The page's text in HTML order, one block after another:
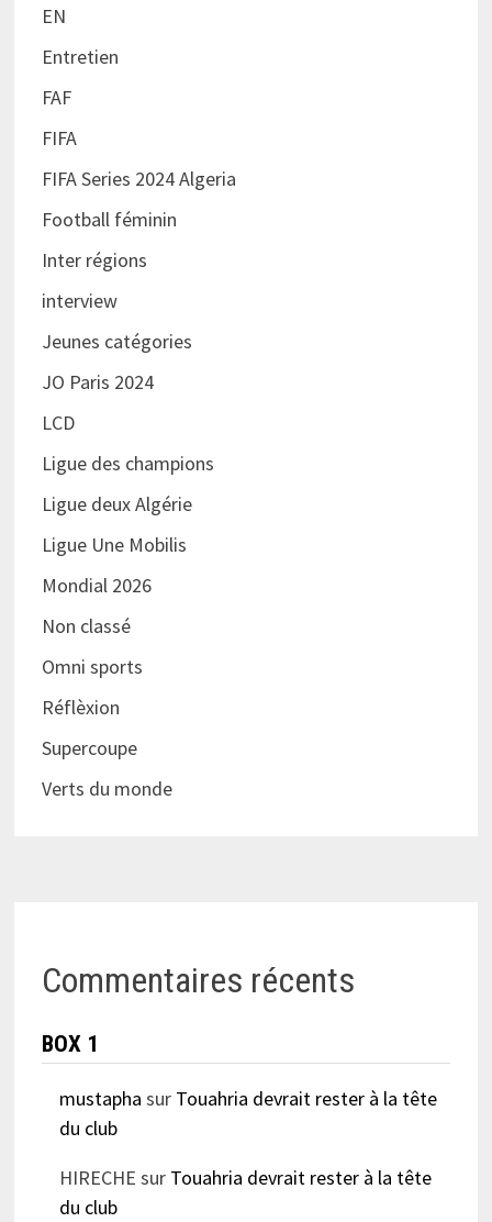
EN
Entretien
FAF
FIFA
FIFA Series 2024 Algeria
Football féminin
Inter régions
interview
Jeunes catégories
JO Paris 2024
LCD
Ligue des champions
Ligue deux Algérie
Ligue Une Mobilis
Mondial 2026
Non classé
Omni sports
Réflèxion
Supercoupe
Verts du monde
Commentaires récents
BOX 1
mustapha sur Touahria devrait rester à la tête
du club
HIRECHE sur Touahria devrait rester à la tête
du club